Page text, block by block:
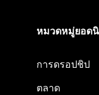
หมวดหมู่ยอด
การดรอปชิป
ตลาด